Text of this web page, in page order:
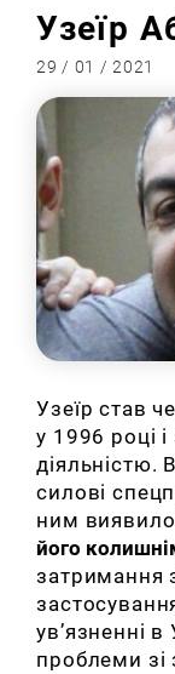
Узеїр
29 / 01 / 2021
Узеїр став
у 1996 році
діяльністю.
силові
ним
його
затримання
ув’язненні
проблеми зі